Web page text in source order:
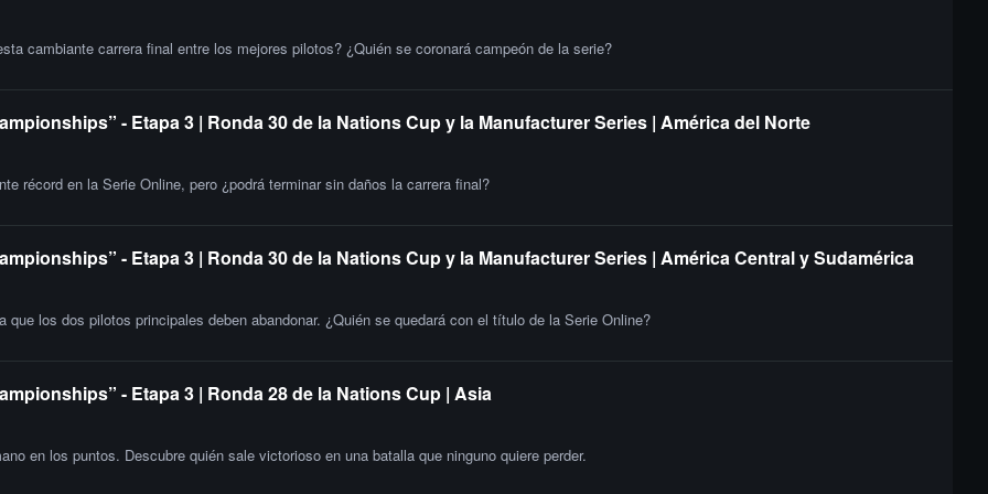
cambiante carrera final entre los mejores pilotos? ¿Quién se coronará campeón de la serie?
- Etapa 3 | Ronda 30 de la Nations Cup y la Manufacturer Series | América del Norte
récord en la Serie Online, pero ¿podrá terminar sin daños la carrera final?
- Etapa 3 | Ronda 30 de la Nations Cup y la Manufacturer Series | América Central y Sudamérica
que los dos pilotos principales deben abandonar. ¿Quién se quedará con el título de la Serie Online?
- Etapa 3 | Ronda 28 de la Nations Cup | Asia
en los puntos. Descubre quién sale victorioso en una batalla que ninguno quiere perder.